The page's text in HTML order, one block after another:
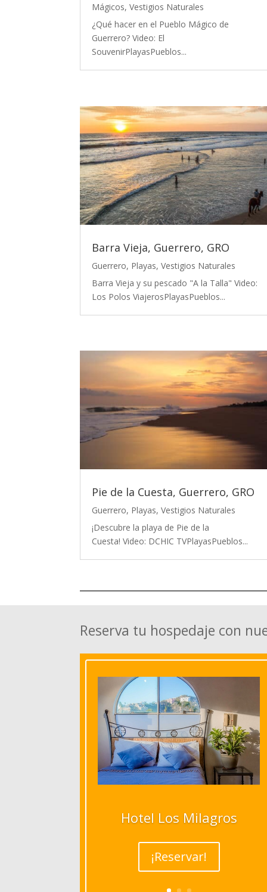
Mágicos,Vestigios Naturales
¿Qué hacer en el Pueblo Mágico de
Guerrero? Video: El
SouvenirPlayasPueblos...
Barra Vieja, Guerrero, GRO
Guerrero, Playas,Vestigios Naturales
Barra Vieja y su pescado "A la Talla" Video:
Los Polos ViajerosPlayasPueblos...
Pie de la Cuesta, Guerrero, GRO
Guerrero, Playas,Vestigios Naturales
¡Descubre la playa de Pie de la
Cuesta! Video: DCHIC TVPlayasPueblos...
Reserva tu hospedaje con
Hotel Los Milagros
¡Reservar!